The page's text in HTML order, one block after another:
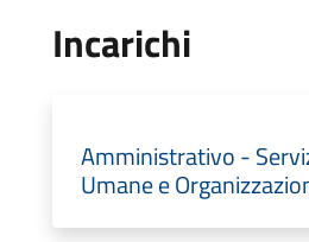
Incarichi
Amministrativo -
Umane e